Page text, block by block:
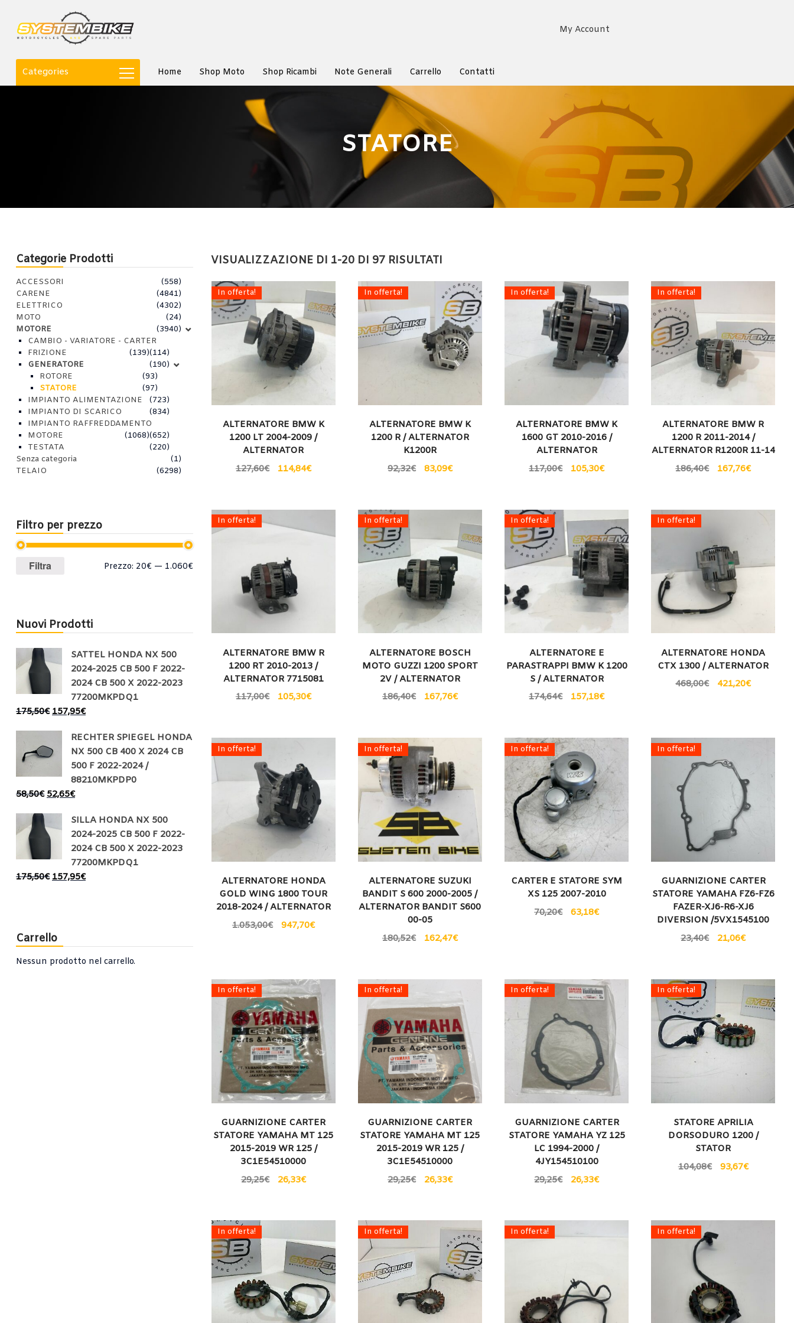
My Account
Categories Home Shop Moto Shop Ricambi Note Generali Carrello Contatti
STATORE
Categorie Prodotti
ACCESSORI
(558)
CARENE
(4841)
ELETTRICO
(4302)
MOTO
(24)
MOTORE
(3940)
CAMBIO - VARIATORE - CARTER
(114)
FRIZIONE
(139)
GENERATORE
(190)
ROTORE
(93)
STATORE
(97)
IMPIANTO ALIMENTAZIONE
(723)
IMPIANTO DI SCARICO
(834)
IMPIANTO RAFFREDDAMENTO
(652)
MOTORE
(1068)
TESTATA
(220)
Senza categoria
(1)
TELAIO
(6298)
Filtro per prezzo
Prezzo
Prezzo
Filtra Prezzo: 20€ — 1.060€
Nuovi Prodotti
SATTEL HONDA NX 500
2024-2025 CB 500 F 2022-
2024 CB 500 X 2022-2023
77200MKPDQ1
175,50€ 157,95€
RECHTER SPIEGEL HONDA
NX 500 CB 400 X 2024 CB
500 F 2022-2024 /
88210MKPDP0
58,50€ 52,65€
SILLA HONDA NX 500
2024-2025 CB 500 F 2022-
2024 CB 500 X 2022-2023
77200MKPDQ1
175,50€ 157,95€
Carrello
Nessun prodotto nel carrello.
VISUALIZZAZIONE DI 1-20 DI 97 RISULTATI
In offerta!
ALTERNATORE BMW K
1200 LT 2004-2009 /
ALTERNATOR
127,60€ 114,84€
In offerta!
ALTERNATORE BMW K
1200 R / ALTERNATOR
K1200R
92,32€ 83,09€
In offerta!
ALTERNATORE BMW K
1600 GT 2010-2016 /
ALTERNATOR
117,00€ 105,30€
In offerta!
ALTERNATORE BMW R
1200 R 2011-2014 /
ALTERNATOR R1200R 11-14
186,40€ 167,76€
In offerta!
ALTERNATORE BMW R
1200 RT 2010-2013 /
ALTERNATOR 7715081
117,00€ 105,30€
In offerta!
ALTERNATORE BOSCH
MOTO GUZZI 1200 SPORT
2V / ALTERNATOR
186,40€ 167,76€
In offerta!
ALTERNATORE E
PARASTRAPPI BMW K 1200
S / ALTERNATOR
174,64€ 157,18€
In offerta!
ALTERNATORE HONDA
CTX 1300 / ALTERNATOR
468,00€ 421,20€
In offerta!
ALTERNATORE HONDA
GOLD WING 1800 TOUR
2018-2024 / ALTERNATOR
1.053,00€ 947,70€
In offerta!
ALTERNATORE SUZUKI
BANDIT S 600 2000-2005 /
ALTERNATOR BANDIT S600
00-05
180,52€ 162,47€
In offerta!
CARTER E STATORE SYM
XS 125 2007-2010
70,20€ 63,18€
In offerta!
GUARNIZIONE CARTER
STATORE YAMAHA FZ6-FZ6
FAZER-XJ6-R6-XJ6
DIVERSION /5VX1545100
23,40€ 21,06€
In offerta!
GUARNIZIONE CARTER
STATORE YAMAHA MT 125
2015-2019 WR 125 /
3C1E54510000
29,25€ 26,33€
In offerta!
GUARNIZIONE CARTER
STATORE YAMAHA MT 125
2015-2019 WR 125 /
3C1E54510000
29,25€ 26,33€
In offerta!
GUARNIZIONE CARTER
STATORE YAMAHA YZ 125
LC 1994-2000 /
4JY154510100
29,25€ 26,33€
In offerta!
STATORE APRILIA
DORSODURO 1200 /
STATOR
104,08€ 93,67€
In offerta! In offerta! In offerta! In offerta!